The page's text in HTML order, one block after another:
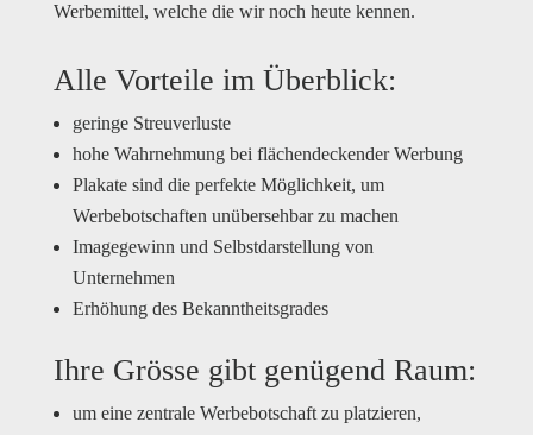
Werbemittel, welche die wir noch heute kennen.
Alle Vorteile im Überblick:
geringe Streuverluste
hohe Wahrnehmung bei flächendeckender Werbung
Plakate sind die perfekte Möglichkeit, um
Werbebotschaften unübersehbar zu machen
Imagegewinn und Selbstdarstellung von
Unternehmen
Erhöhung des Bekanntheitsgrades
Ihre Grösse gibt genügend Raum:
um eine zentrale Werbebotschaft zu platzieren,